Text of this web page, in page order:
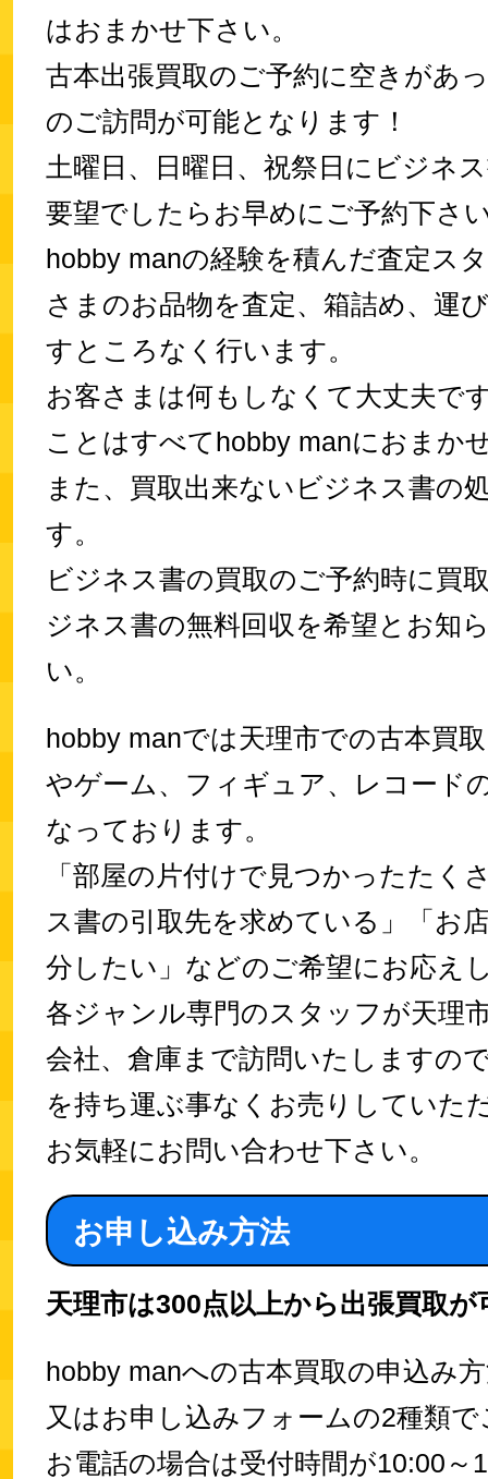
はおまかせ下さい。
古本出張買取のご予約に空きがあ
のご訪問が可能となります！
土曜日、日曜日、祝祭日にビジネ
要望でしたらお早めにご予約下さ
hobby manの経験を積んだ査定ス
さまのお品物を査定、箱詰め、運
すところなく行います。
お客さまは何もしなくて大丈夫で
ことはすべてhobby manにおまか
また、買取出来ないビジネス書の
す。
ビジネス書の買取のご予約時に買
ジネス書の無料回収を希望とお知
い。
hobby manでは天理市での古本買
やゲーム、フィギュア、レコード
なっております。
「部屋の片付けで見つかったたく
ス書の引取先を求めている」「お
分したい」などのご希望にお応え
各ジャンル専門のスタッフが天理
会社、倉庫まで訪問いたしますの
を持ち運ぶ事なくお売りしていた
お気軽にお問い合わせ下さい。
お申し込み方法
天理市は300点以上から出張買取が
hobby manへの古本買取の申込み
又はお申し込みフォームの2種類
お電話の場合は受付時間が10:00～